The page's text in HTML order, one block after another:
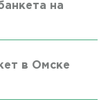
на
в Омске